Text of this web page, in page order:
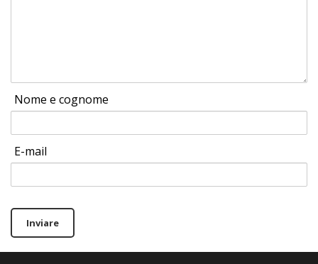
Nome e cognome
E-mail
Inviare